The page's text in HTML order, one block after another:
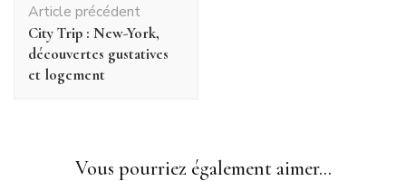
d'article
Article précédent
City Trip : New-York,
découvertes gustatives
et logement
Vous pourriez également aimer...